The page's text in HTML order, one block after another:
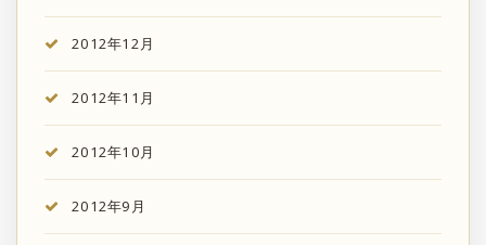
2012年12月
2012年11月
2012年10月
2012年9月